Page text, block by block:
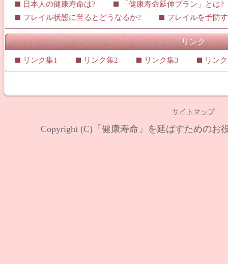
日本人の健康寿命は?
「健康寿命延伸プラン」とは?
フレイル状態に至るとどうなるか?
フレイルを予防
リンク
リンク集1 リンク集2 リンク集3 リン
サイトマップ
Copyright (C)「健康寿命」を延ばすためのお